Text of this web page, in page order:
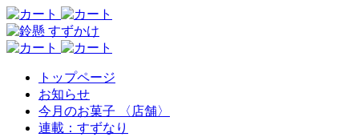
トップページ
お知らせ
今月のお菓子 〈店舗〉
連載：すずなり